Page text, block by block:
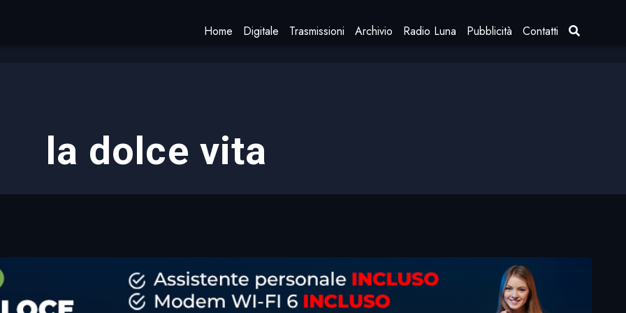
Home Digitale Trasmissioni Archivio Radio Luna Pubblicità Contatti
la dolce vita